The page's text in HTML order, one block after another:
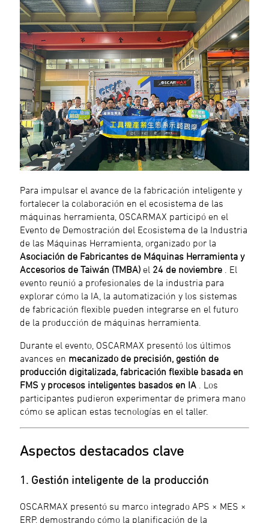
Para impulsar el avance de la fabricación inteligente y
fortalecer la colaboración en el ecosistema de las
máquinas herramienta, OSCARMAX participó en el
Evento de Demostración del Ecosistema de la Industria
de las Máquinas Herramienta, organizado por la
Asociación de Fabricantes de Máquinas Herramienta y
Accesorios de Taiwán (TMBA) el 24 de noviembre . El
evento reunió a profesionales de la industria para
explorar cómo la IA, la automatización y los sistemas
de fabricación flexible pueden integrarse en el futuro
de la producción de máquinas herramienta.
Durante el evento, OSCARMAX presentó los últimos
avances en mecanizado de precisión, gestión de
producción digitalizada, fabricación flexible basada en
FMS y procesos inteligentes basados en IA . Los
participantes pudieron experimentar de primera mano
cómo se aplican estas tecnologías en el taller.
Aspectos destacados clave
1. Gestión inteligente de la producción
OSCARMAX presentó su marco integrado APS × MES ×
ERP, demostrando cómo la planificación de la